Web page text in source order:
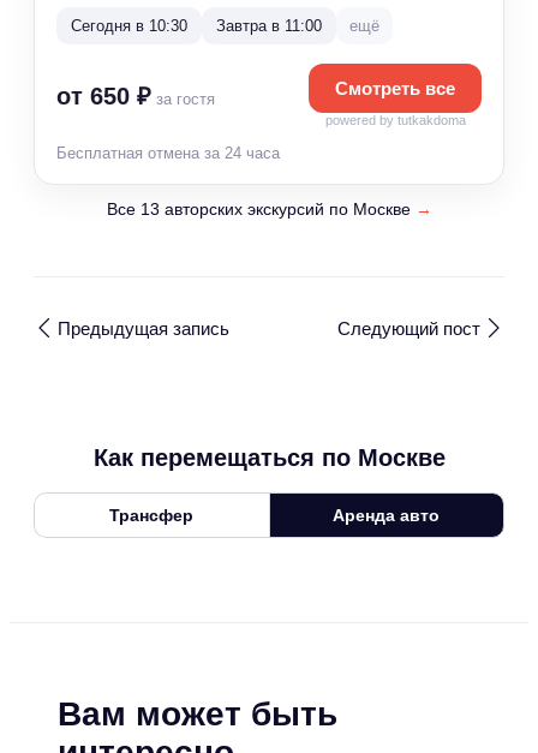
Сегодня в 10:30 Завтра в 11:00 ещё
от 650 ₽ за гостя
Смотреть все
powered by tutkakdoma
Бесплатная отмена за 24 часа
Все 13 авторских экскурсий по Москве →
Предыдущая запись Следующий пост
Как перемещаться по Москве
Трансфер Аренда авто
Вам может быть